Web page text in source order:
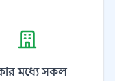
মধ্যে সকল